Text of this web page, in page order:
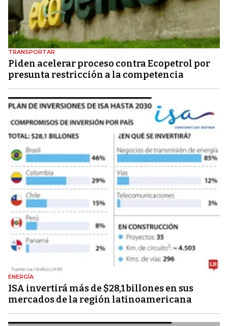
TRANSPORTAR
Piden acelerar proceso contra Ecopetrol por
presunta restricción a la competencia
ENERGÍA
ISA invertirá más de $28,1 billones en sus
mercados de la región latinoamericana